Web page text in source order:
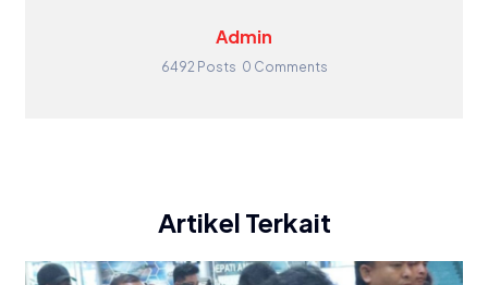
Admin
6492 Posts 0 Comments
Artikel Terkait